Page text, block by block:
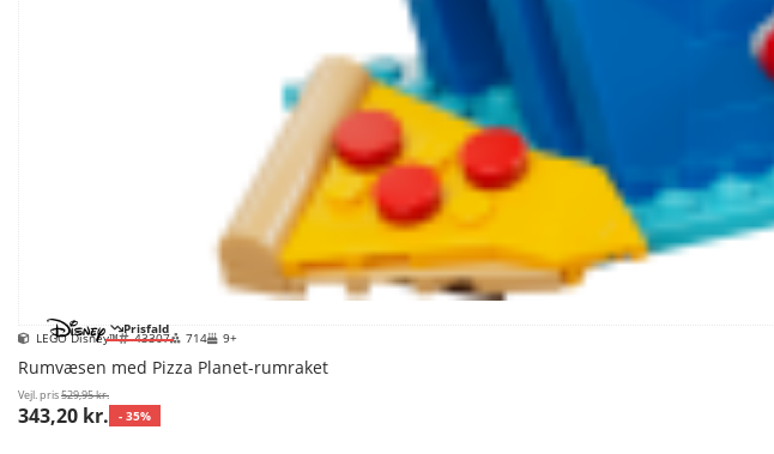
Prisfald
LEGO Disney™ 43307 714 9+
Rumvæsen med Pizza Planet-rumraket
Vejl. pris529,95 kr.
343,20 kr. - 35%